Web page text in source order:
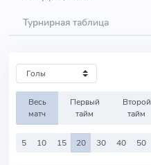
Турнирная таблица
Весь
матч
Первый
тайм
Второй
тайм
5 10 15 20 30 40 50